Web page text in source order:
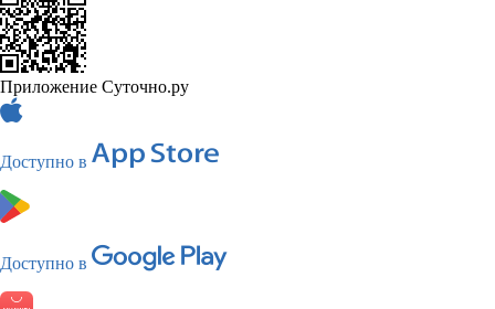
Приложение Суточно.ру
Доступно в
Доступно в